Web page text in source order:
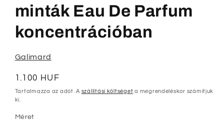
minták Eau De Parfum
koncentrációban
Galimard
Normál
ár
1.100 HUF
Tartalmazza az adót. A szállítási költséget a megrendeléskor számítjuk
ki.
Méret